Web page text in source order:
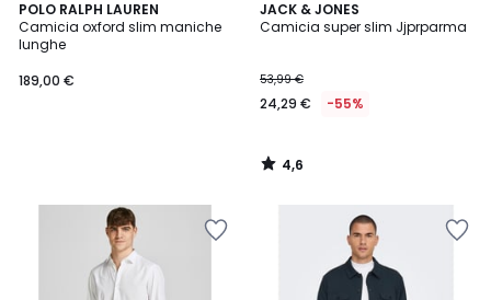
POLO RALPH LAUREN
Camicia oxford slim maniche
lunghe
189,00 €
JACK & JONES
Camicia super slim Jjprparma
53,99 €
24,29 € -55%
4,6
/ 5
4,6
/